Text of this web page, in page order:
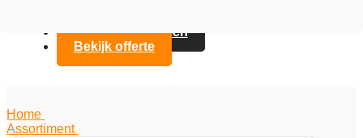
Contact opnemen
Bekijk offerte
Home
Assortiment